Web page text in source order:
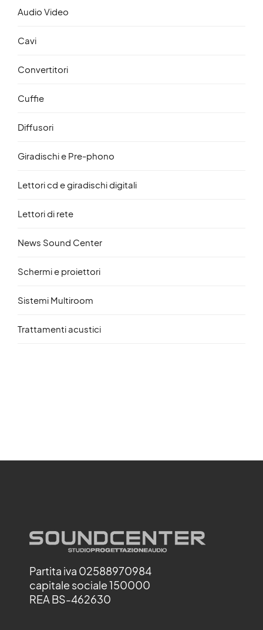
Audio Video
Cavi
Convertitori
Cuffie
Diffusori
Giradischi e Pre-phono
Lettori cd e giradischi digitali
Lettori di rete
News Sound Center
Schermi e proiettori
Sistemi Multiroom
Trattamenti acustici
Partita iva 02588970984
capitale sociale 150000
REA BS-462630